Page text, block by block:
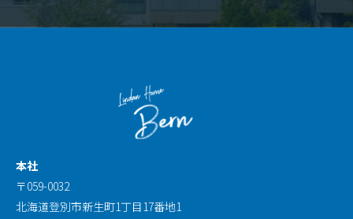
本社
〒059-0032
北海道登別市新生町1丁目17番地1